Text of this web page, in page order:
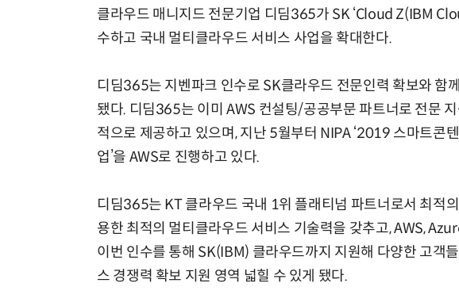
클라우드 매니지드 전문기업 디딤365가 SK ‘Cloud Z(IBM
수하고 국내 멀티클라우드 서비스 사업을 확대한다.
디딤365는 지벤파크 인수로 SK클라우드 전문인력 확보와 함
됐다. 디딤365는 이미 AWS 컨설팅/공공부문 파트너로 전문
적으로 제공하고 있으며, 지난 5월부터 NIPA ‘2019 스마트콘
업’을 AWS로 진행하고 있다.
디딤365는 KT 클라우드 국내 1위 플래티넘 파트너로서 최적
용한 최적의 멀티클라우드 서비스 기술력을 갖추고, AWS,
이번 인수를 통해 SK(IBM) 클라우드까지 지원해 다양한 고객
스 경쟁력 확보 지원 영역 넓힐 수 있게 됐다.